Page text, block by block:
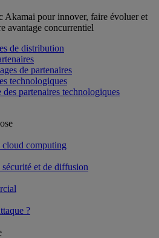
Akamai pour innover, faire évoluer et
avantage concurrentiel
de distribution
de partenaires
technologiques
partenaires technologiques
cloud computing
et de diffusion
?